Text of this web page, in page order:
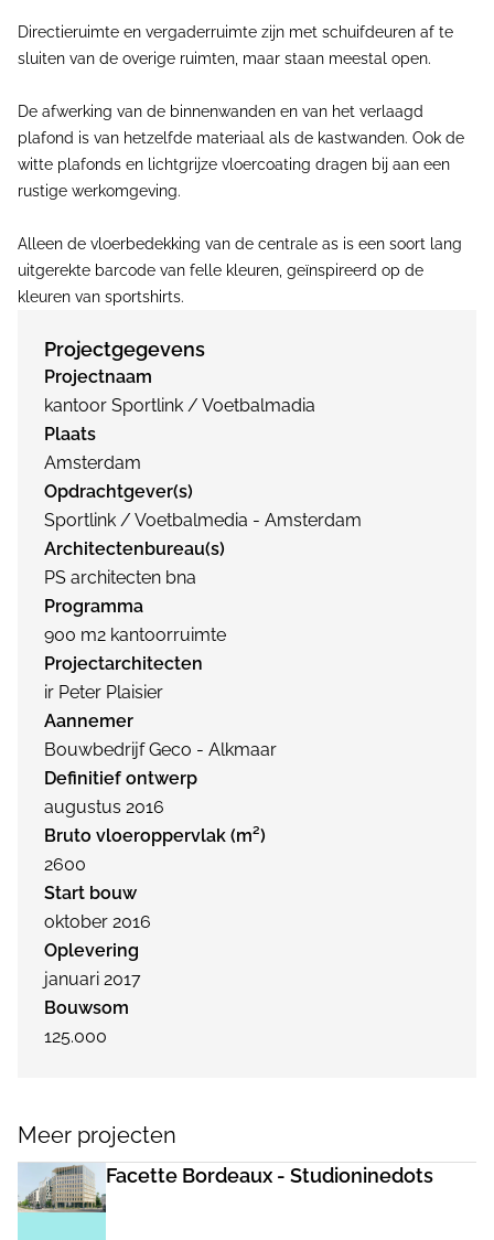
Directieruimte en vergaderruimte zijn met schuifdeuren af te
sluiten van de overige ruimten, maar staan meestal open.
De afwerking van de binnenwanden en van het verlaagd
plafond is van hetzelfde materiaal als de kastwanden. Ook de
witte plafonds en lichtgrijze vloercoating dragen bij aan een
rustige werkomgeving.
Alleen de vloerbedekking van de centrale as is een soort lang
uitgerekte barcode van felle kleuren, geïnspireerd op de
kleuren van sportshirts.
Projectgegevens
Projectnaam
kantoor Sportlink / Voetbalmadia
Plaats
Amsterdam
Opdrachtgever(s)
Sportlink / Voetbalmedia - Amsterdam
Architectenbureau(s)
PS architecten bna
Programma
900 m2 kantoorruimte
Projectarchitecten
ir Peter Plaisier
Aannemer
Bouwbedrijf Geco - Alkmaar
Definitief ontwerp
augustus 2016
Bruto vloeroppervlak (m²)
2600
Start bouw
oktober 2016
Oplevering
januari 2017
Bouwsom
125.000
Meer projecten
Facette Bordeaux - Studioninedots